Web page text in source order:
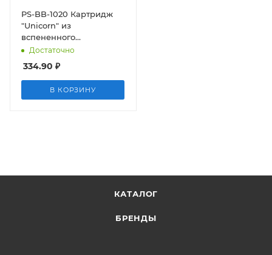
PS-BB-1020 Картридж
"Unicorn" из
вспененного
полипропилена (10"BB
20 микрон)
Достаточно
334.90 ₽
В КОРЗИНУ